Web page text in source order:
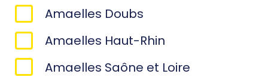
Amaelles Doubs
Amaelles Haut-Rhin
Amaelles Saône et Loire